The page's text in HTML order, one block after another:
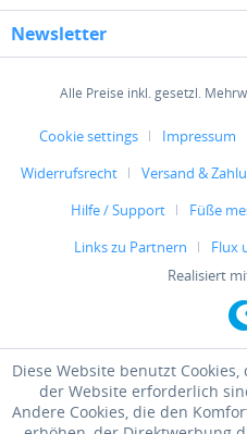
Newsletter
Alle Preise inkl. gesetzl.
Cookie settings Impressum
Widerrufsrecht
Versand &
Hilfe / Support
Füße
Links zu Partnern
Flux
Realisiert
Diese Website benutzt
der Website erforderlich
Andere Cookies, die den